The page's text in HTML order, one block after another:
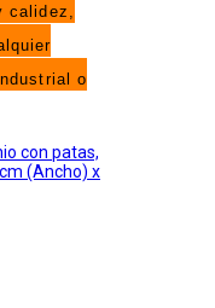
calidez,
o